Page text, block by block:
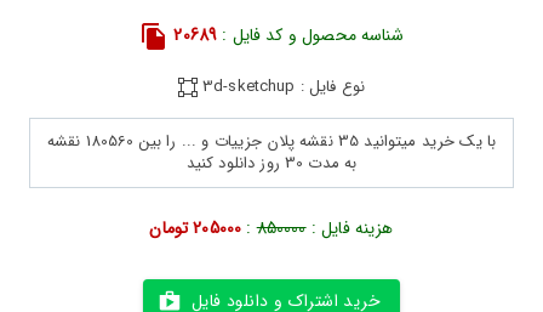
شناسه محصول و کد فایل : 20689
نوع فایل : 3d-sketchup
با یک خرید میتوانید 35 نقشه پلان جزییات و ... را بین 180560 نقشه
به مدت 30 روز دانلود کنید
هزینه فایل :850000
: 205000 تومان
خرید اشتراک و دانلود فایل